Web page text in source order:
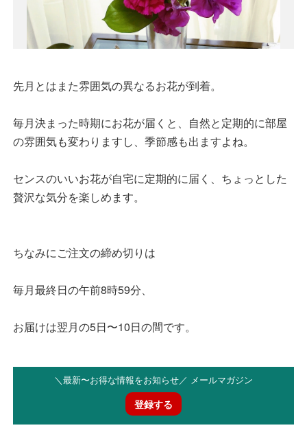
先月とはまた雰囲気の異なるお花が到着。
毎月決まった時期にお花が届くと、自然と定期的に部屋
の雰囲気も変わりますし、季節感も出ますよね。
センスのいいお花が自宅に定期的に届く、ちょっとした
贅沢な気分を楽しめます。
ちなみにご注文の締め切りは
毎月最終日の午前8時59分、
お届けは翌月の5日〜10日の間です。
＼最新〜お得な情報をお知らせ／ メールマガジン
登録する